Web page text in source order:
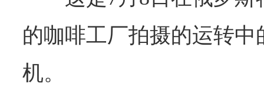
的咖啡工厂拍摄的运转
机。